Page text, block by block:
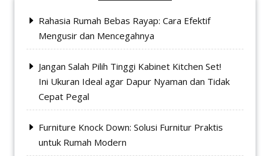
Rahasia Rumah Bebas Rayap: Cara Efektif
Mengusir dan Mencegahnya
Jangan Salah Pilih Tinggi Kabinet Kitchen Set!
Ini Ukuran Ideal agar Dapur Nyaman dan Tidak
Cepat Pegal
Furniture Knock Down: Solusi Furnitur Praktis
untuk Rumah Modern